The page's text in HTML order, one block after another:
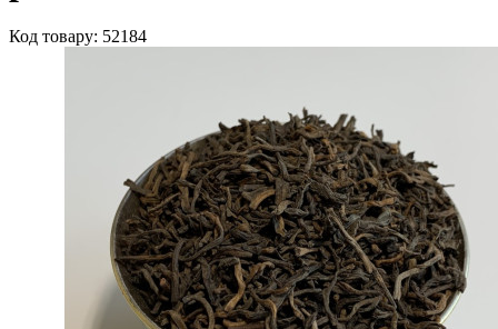
Код товару: 52184